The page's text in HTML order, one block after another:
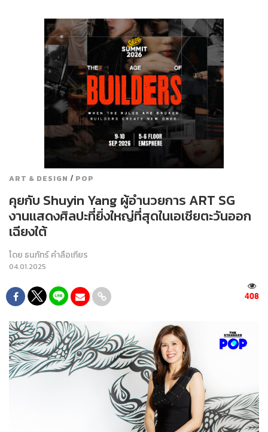
ART & DESIGN / POP
คุยกับ Shuyin Yang ผู้อำนวยการ ART SG
งานแสดงศิลปะที่ยิ่งใหญ่ที่สุดในเอเชียตะวันออก
เฉียงใต้
โดย ธนภัทร์ คำลือเกียร
04.01.2025
408